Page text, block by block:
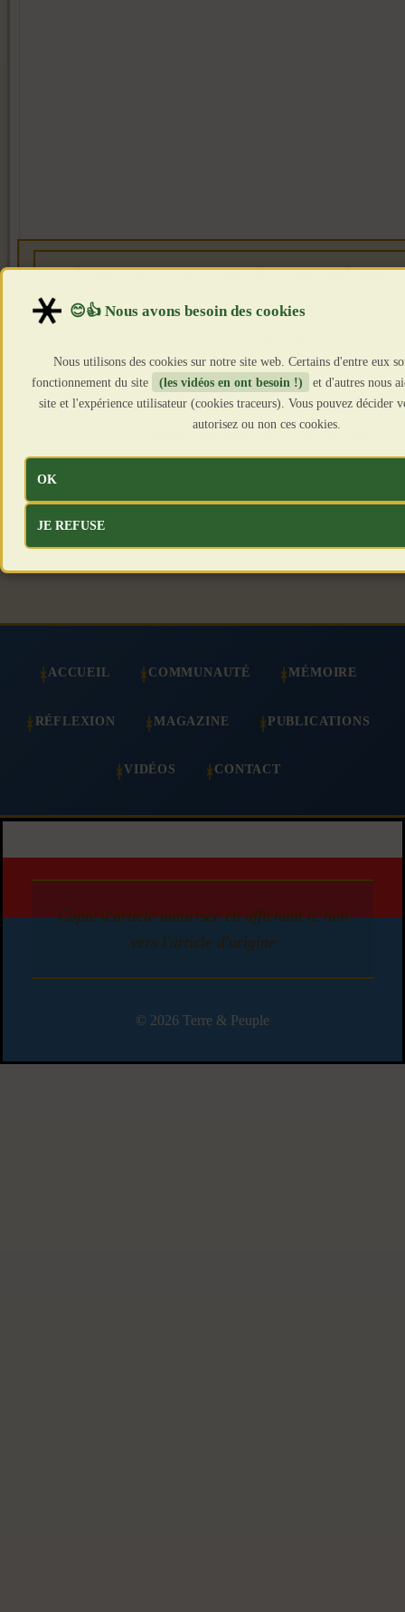
Article précédent : Coca-Cola, roi des sodas, poison
Article suivant : Marie-Estelle Dupont - Crise sanitaire :
enfants des dépressifs et des casseurs !"
ACCUEIL COMMUNAUTÉ MÉMOIRE
RÉFLEXION MAGAZINE PUBLICATIONS
VIDÉOS CONTACT
Copie d'article autorisée en affichant le lien
vers l'article d'origine
© 2026 Terre & Peuple
Nous utilisons des cookies sur notre site web. Certains d'entre eux
fonctionnement du site
(les vidéos en ont besoin !)
et d'autres nous
site et l'expérience utilisateur (cookies traceurs). Vous pouvez décider
autorisez ou non ces cookies.
OK
JE REFUSE